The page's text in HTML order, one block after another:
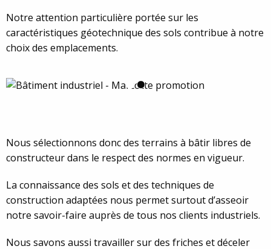
Notre attention particulière portée sur les
caractéristiques géotechnique des sols contribue à notre
choix des emplacements.
Nous sélectionnons donc des terrains à bâtir libres de
constructeur dans le respect des normes en vigueur.
La connaissance des sols et des techniques de
construction adaptées nous permet surtout d’asseoir
notre savoir-faire auprès de tous nos clients industriels.
Nous savons aussi travailler sur des friches et déceler